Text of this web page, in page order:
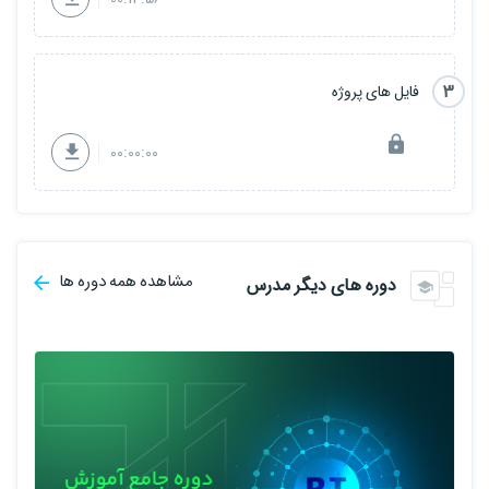
Selection) آشنا می‌شوید و می‌آموزید که چگونه بهترین و
تاثیرگذارترین ویژگی‌ها را انتخاب کنید تا دقت پیش‌بینی‌های خود را
افزایش دهید.
استفاده از ویژگی‌های چندجمله‌ای (Polynomial Features)
: وقتی که
روابط بین متغیرها به صورت خطی نیستند، از روش‌های چندجمله‌ای
غیرخطی را دارند.
ارزیابی مدل‌ها
چرا این دوره برای شما مفید است؟
3 فایل های پروژه
00:00:00
دوره های دیگر مدرس مشاهده همه دوره ها